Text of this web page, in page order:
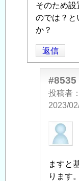
信
そのため設
のでは？と
か？
返信
#8535
投稿者
2023/
匿
名
稿
者
ますと
ります。